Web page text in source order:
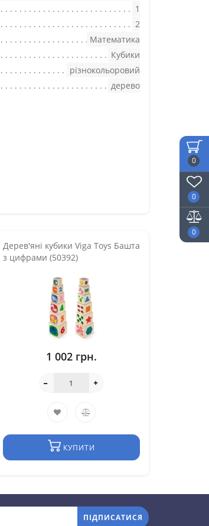
0
0
0
1
2
Математика
Кубики
різнокольоровий
дерево
Дерев'яні кубики Viga Toys Башта
з цифрами (50392)
1 002 грн.
КУПИТИ
ПІДПИСАТИСЯ